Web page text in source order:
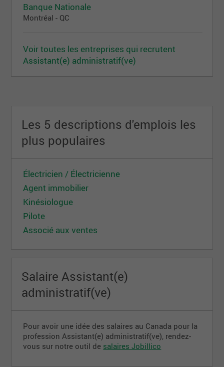
Banque Nationale
Montréal - QC
Voir toutes les entreprises qui recrutent
Assistant(e) administratif(ve)
Les 5 descriptions d'emplois les
plus populaires
Électricien / Électricienne
Agent immobilier
Kinésiologue
Pilote
Associé aux ventes
Salaire Assistant(e)
administratif(ve)
Pour avoir une idée des salaires au Canada pour la
profession Assistant(e) administratif(ve), rendez-
vous sur notre outil de salaires Jobillico